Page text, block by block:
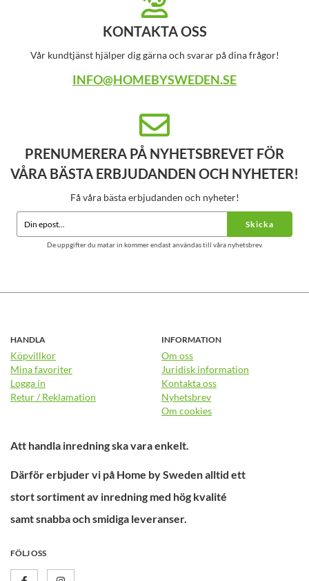
KONTAKTA OSS
Vår kundtjänst hjälper dig gärna och svarar på dina frågor!
INFO@HOMEBYSWEDEN.SE
PRENUMERERA PÅ NYHETSBREVET FÖR
VÅRA BÄSTA ERBJUDANDEN OCH NYHETER!
Få våra bästa erbjudanden och nyheter!
Skicka
De uppgifter du matar in kommer endast användas till våra nyhetsbrev.
HANDLA
Köpvillkor
Mina favoriter
Logga in
Retur / Reklamation
INFORMATION
Om oss
Juridisk information
Kontakta oss
Nyhetsbrev
Om cookies
Att handla inredning ska vara enkelt.
Därför erbjuder vi på Home by Sweden alltid ett
stort sortiment av inredning med hög kvalité
samt snabba och smidiga leveranser.
FÖLJ OSS